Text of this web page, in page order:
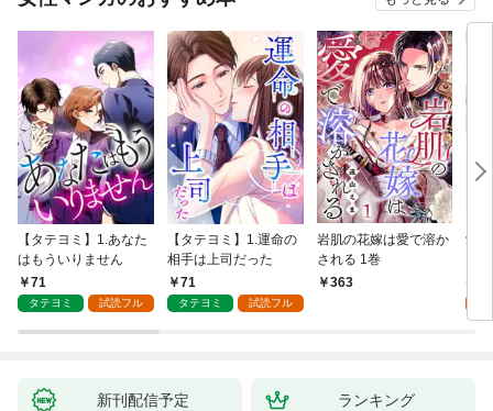
【タテヨミ】1.あなた
はもういりません
71
タテヨミ 試読フル
【タテヨミ】1.運命の
相手は上司だった
71
タテヨミ 試読フル
岩肌の花嫁は愛で溶か
される 1巻
363
愛
新刊配信予定 ランキング